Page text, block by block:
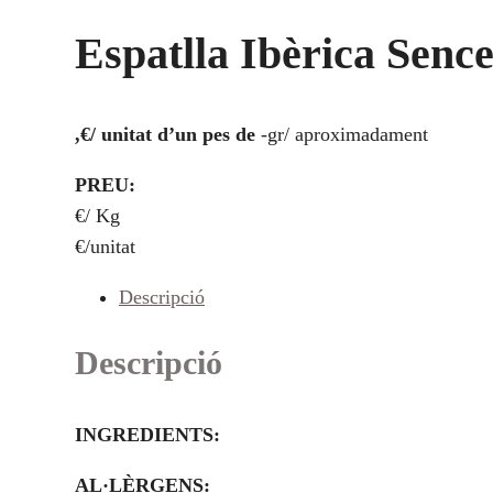
Espatlla Ibèrica
,€/ unitat d’un pes de -gr/ aproximadament
PREU:
€/ Kg
€/unitat
Descripció
Descripció
INGREDIENTS:
AL·LÈRGENS: